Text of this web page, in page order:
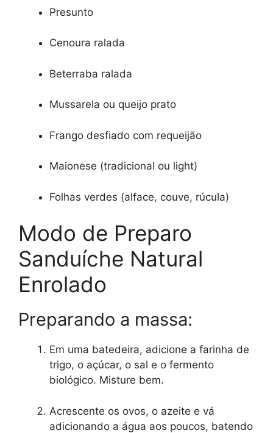
Presunto
Cenoura ralada
Beterraba ralada
Mussarela ou queijo prato
Frango desfiado com requeijão
Maionese (tradicional ou light)
Folhas verdes (alface, couve, rúcula)
Modo de Preparo
Sanduíche Natural
Enrolado
Preparando a massa:
Em uma batedeira, adicione a farinha de
trigo, o açúcar, o sal e o fermento
biológico. Misture bem.
Acrescente os ovos, o azeite e vá
adicionando a água aos poucos, batendo